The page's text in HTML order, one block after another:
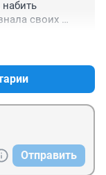
своих
Отправить